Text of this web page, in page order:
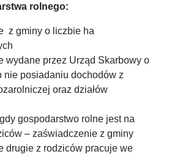
rolnego:
z gminy o liczbie ha
wydane przez Urząd Skarbowy o
nie posiadaniu dochodów z
oraz działów
gospodarstwo rolne jest na
– zaświadczenie z gminy
drugie z rodziców pracuje we